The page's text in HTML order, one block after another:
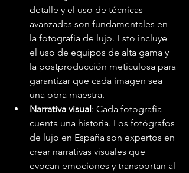
detalle y el uso de técnicas
avanzadas son fundamentales en
la fotografía de lujo. Esto incluye
el uso de equipos de alta gama y
la postproducción meticulosa para
garantizar que cada imagen sea
una obra maestra.
Narrativa visual: Cada fotografía
cuenta una historia. Los fotógrafos
de lujo en España son expertos en
crear narrativas visuales que
evocan emociones y transportan al